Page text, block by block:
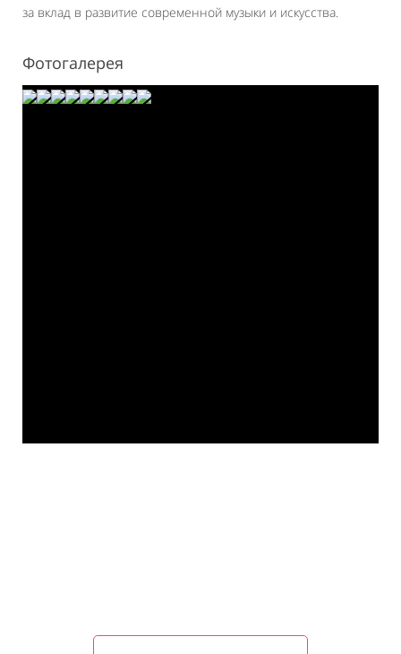
за вклад в развитие современной музыки и искусства.
Фотогалерея